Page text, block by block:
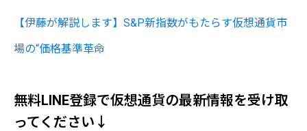
【伊藤が解説します】S&P新指数がもたらす仮想通貨市
場の“価格基準革命
無料LINE登録で仮想通貨の最新情報を受け取
ってください↓